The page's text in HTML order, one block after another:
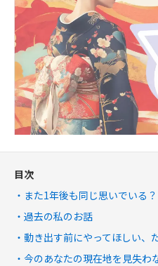
目次
また1年後も同じ思いでいる
過去の私のお話
動き出す前にやってほしい、
今のあなたの現在地を見失わ